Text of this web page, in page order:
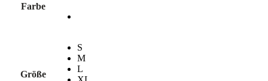
Farbe
Größe
S
M
L